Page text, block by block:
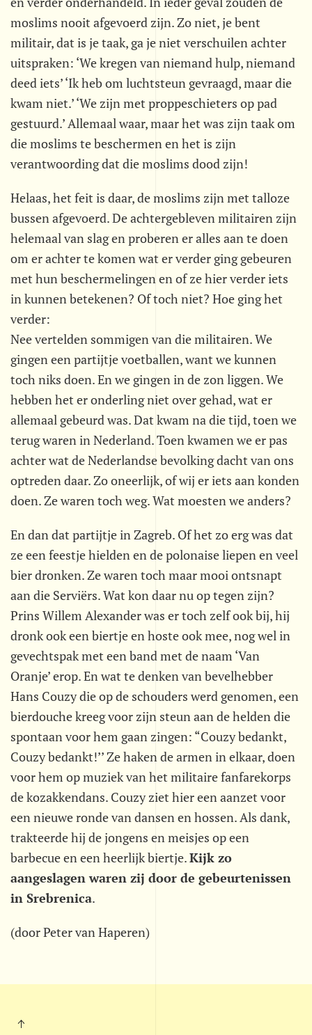
moslims nooit afgevoerd zijn. Zo niet, je bent
militair, dat is je taak, ga je niet verschuilen achter
uitspraken: ‘We kregen van niemand hulp, niemand
deed iets’ ‘Ik heb om luchtsteun gevraagd, maar die
kwam niet.’ ‘We zijn met proppeschieters op pad
gestuurd.’ Allemaal waar, maar het was zijn taak om
die moslims te beschermen en het is zijn
verantwoording dat die moslims dood zijn!
Helaas, het feit is daar, de moslims zijn met talloze
bussen afgevoerd. De achtergebleven militairen zijn
helemaal van slag en proberen er alles aan te doen
om er achter te komen wat er verder ging gebeuren
met hun beschermelingen en of ze hier verder iets
in kunnen betekenen? Of toch niet? Hoe ging het
verder:
Nee vertelden sommigen van die militairen. We
gingen een partijtje voetballen, want we kunnen
toch niks doen. En we gingen in de zon liggen. We
hebben het er onderling niet over gehad, wat er
allemaal gebeurd was. Dat kwam na die tijd, toen we
terug waren in Nederland. Toen kwamen we er pas
achter wat de Nederlandse bevolking dacht van ons
optreden daar. Zo oneerlijk, of wij er iets aan konden
doen. Ze waren toch weg. Wat moesten we anders?
En dan dat partijtje in Zagreb. Of het zo erg was dat
ze een feestje hielden en de polonaise liepen en veel
bier dronken. Ze waren toch maar mooi ontsnapt
aan die Serviërs. Wat kon daar nu op tegen zijn?
Prins Willem Alexander was er toch zelf ook bij, hij
dronk ook een biertje en hoste ook mee, nog wel in
gevechtspak met een band met de naam ‘Van
Oranje’ erop. En wat te denken van bevelhebber
Hans Couzy die op de schouders werd genomen, een
bierdouche kreeg voor zijn steun aan de helden die
spontaan voor hem gaan zingen: “Couzy bedankt,
Couzy bedankt!’’ Ze haken de armen in elkaar, doen
voor hem op muziek van het militaire fanfarekorps
de kozakkendans. Couzy ziet hier een aanzet voor
een nieuwe ronde van dansen en hossen. Als dank,
trakteerde hij de jongens en meisjes op een
barbecue en een heerlijk biertje.Kijk zo
aangeslagen waren zij door de gebeurtenissen
in Srebrenica.
(door Peter van Haperen)